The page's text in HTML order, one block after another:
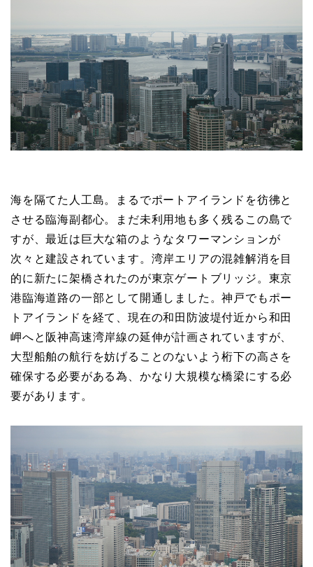
海を隔てた人工島。まるでポートアイランドを彷彿と
させる臨海副都心。まだ未利用地も多く残るこの島で
すが、最近は巨大な箱のようなタワーマンションが
次々と建設されています。湾岸エリアの混雑解消を目
的に新たに架橋されたのが東京ゲートブリッジ。東京
港臨海道路の一部として開通しました。神戸でもポー
トアイランドを経て、現在の和田防波堤付近から和田
岬へと阪神高速湾岸線の延伸が計画されていますが、
大型船舶の航行を妨げることのないよう桁下の高さを
確保する必要がある為、かなり大規模な橋梁にする必
要があります。